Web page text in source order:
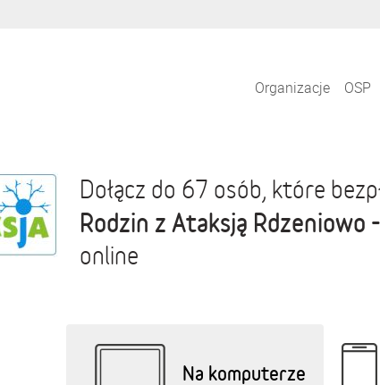
Organizacje OSP
Dołącz do 67 osób, które
Rodzin z Ataksją Rdzeniowo
online
Na komputerze